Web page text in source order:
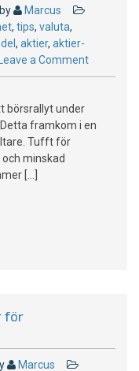
by
Marcus
, tips, valuta,
, aktier, aktier-
Leave a Comment
Ökad
börsrallyt
börsrallyt under
framkom i en
Tufft för
minskad
[…]
för
Marcus